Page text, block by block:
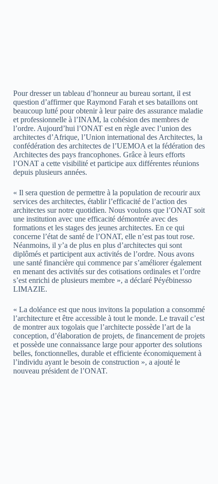
Pour dresser un tableau d’honneur au bureau sortant, il est
question d’affirmer que Raymond Farah et ses bataillons ont
beaucoup lutté pour obtenir à leur paire des assurance maladie
et professionnelle à l’INAM, la cohésion des membres de
l’ordre. Aujourd’hui l’ONAT est en règle avec l’union des
architectes d’Afrique, l’Union international des Architectes, la
confédération des architectes de l’UEMOA et la fédération des
Architectes des pays francophones. Grâce à leurs efforts
l’ONAT a cette visibilité et participe aux différentes réunions
depuis plusieurs années.
« Il sera question de permettre à la population de recourir aux
services des architectes, établir l’efficacité de l’action des
architectes sur notre quotidien. Nous voulons que l’ONAT soit
une institution avec une efficacité démontrée avec des
formations et les stages des jeunes architectes. En ce qui
concerne l’état de santé de l’ONAT, elle n’est pas tout rose.
Néanmoins, il y’a de plus en plus d’architectes qui sont
diplômés et participent aux activités de l’ordre. Nous avons
une santé financière qui commence par s’améliorer également
en menant des activités sur des cotisations ordinales et l’ordre
s’est enrichi de plusieurs membre », a déclaré Péyébinesso
LIMAZIE.
« La doléance est que nous invitons la population a consommé
l’architecture et être accessible à tout le monde. Le travail c’est
de montrer aux togolais que l’architecte possède l’art de la
conception, d’élaboration de projets, de financement de projets
et possède une connaissance large pour apporter des solutions
belles, fonctionnelles, durable et efficiente économiquement à
l’individu ayant le besoin de construction », a ajouté le
nouveau président de l’ONAT.